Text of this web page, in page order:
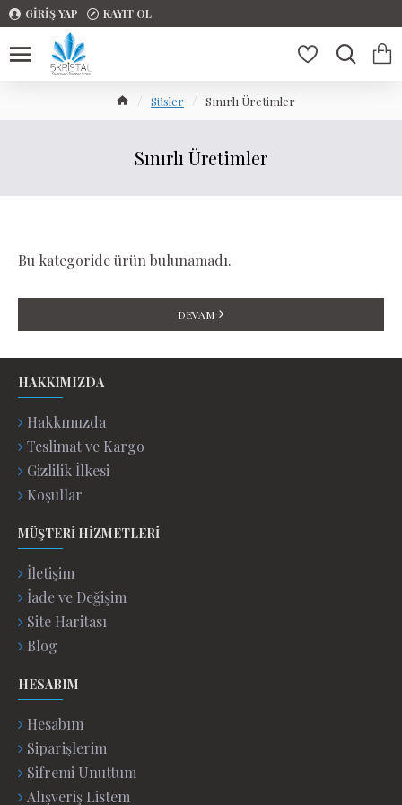
GIRIŞ YAP KAYIT OL
Süsler Sınırlı Üretimler
Sınırlı Üretimler
Bu kategoride ürün bulunamadı.
DEVAM
HAKKIMIZDA
Hakkımızda
Teslimat ve Kargo
Gizlilik İlkesi
Koşullar
MÜŞTERI HIZMETLERI
İletişim
İade ve Değişim
Site Haritası
Blog
HESABIM
Hesabım
Siparişlerim
Sifremi Unuttum
Alışveriş Listem